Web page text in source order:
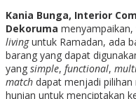
Kania Bunga, Interior
Dekoruma menyampaikan,
livinguntuk Ramadan, ada
barang yang dapat
yang simple, functional,
match dapat menjadi
hunian untuk menciptakan